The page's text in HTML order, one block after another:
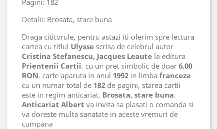
Detalii: Brosata, stare buna
Draga cititorule, pentru astazi iti oferim spre lectura
cartea cu titlul Ulysse scrisa de celebrul autor
Cristina Stefanescu, Jacques Leaute la editura
Prientenii Cartii, cu un pret simbolic de doar 6.00
RON, carte aparuta in anul 1992 in limba franceza
cu un numar total de 182 de pagini, starea cartii
este in regim anticariat, Brosata, stare buna.
Anticariat Albert va invita sa plasati o comanda si
va doreste multa sanatate in aceste vremuri de
cumpana